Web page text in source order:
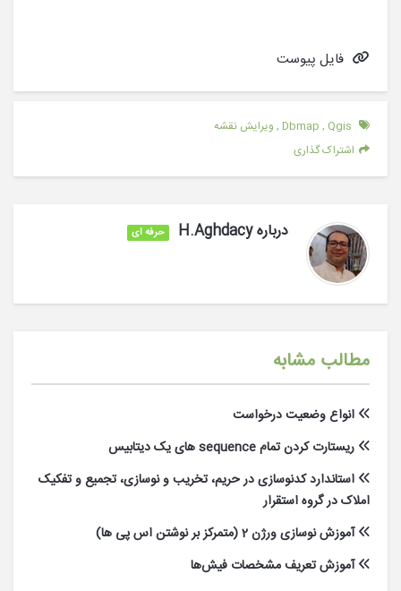
فایل پیوست
Dbmap , Qgis
, ویرایش نقشه
اشتراک گذاری
دربارهH.Aghdacy حرفه ای
مطالب مشابه
انواع وضعیت درخواست
ریستارت کردن تمام sequence های یک دیتابیس
استاندارد کدنوسازی در حریم، تخریب و نوسازی، تجمیع و تفکیک
املاک در گروه استقرار
آموزش نوسازی ورژن 2 (متمرکز بر نوشتن اس پی ها)
آموزش تعریف مشخصات فیش‌ها